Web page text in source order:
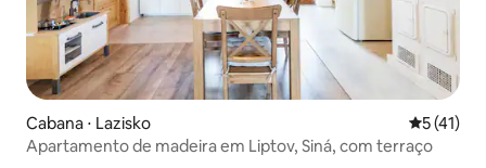
Cabana ⋅ Lazisko 5 de uma
5 (41)
Apartamento de madeira em Liptov, Siná, com terraço